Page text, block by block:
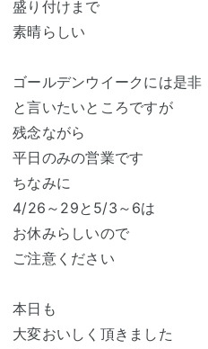
盛り付けまで
素晴らしい
ゴールデンウイークには是非
と言いたいところですが
残念ながら
平日のみの営業です
ちなみに
4/26～29と5/3～6は
お休みらしいので
ご注意ください
本日も
大変おいしく頂きました